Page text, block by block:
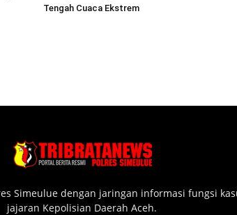
Tengah Cuaca Ekstrem
Simeulue dengan jaringan informasi fungsi
jajaran Kepolisian Daerah Aceh.